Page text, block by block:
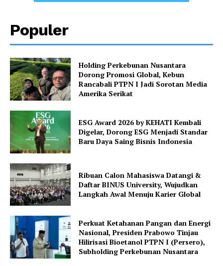
Populer
Holding Perkebunan Nusantara
Dorong Promosi Global, Kebun
Rancabali PTPN I Jadi Sorotan Media
Amerika Serikat
ESG Award 2026 by KEHATI Kembali
Digelar, Dorong ESG Menjadi Standar
Baru Daya Saing Bisnis Indonesia
Ribuan Calon Mahasiswa Datangi &
Daftar BINUS University, Wujudkan
Langkah Awal Menuju Karier Global
Perkuat Ketahanan Pangan dan Energi
Nasional, Presiden Prabowo Tinjau
Hilirisasi Bioetanol PTPN I (Persero),
Subholding Perkebunan Nusantara